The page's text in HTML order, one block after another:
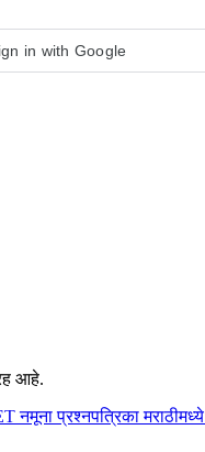
in with Google
आहे.
नमूना प्रश्नपत्रिका मराठीमध्ये